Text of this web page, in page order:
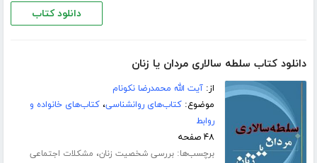
دانلود کتاب
دانلود کتاب سلطه سالاری مردان یا زنان
از:آیت الله محمدرضا نکونام
موضوع:کتاب‌های روانشناسی،کتاب‌های خانواده و
روابط
۴۸ صفحه
برچسب‌ها:بررسی شخصیت زنان، مشکلات اجتماعی